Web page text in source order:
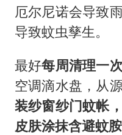
厄尔尼诺会导致
导致蚊虫孳生。
最好每周清理一次
空调滴水盘，从
装纱窗纱门蚊帐
皮肤涂抹含避蚊胺